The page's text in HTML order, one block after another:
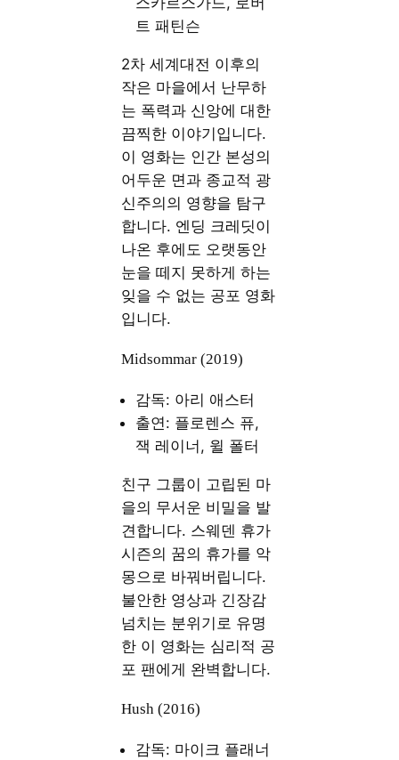
트 패틴슨
2차 세계대전 이후의
작은 마을에서 난무하
는 폭력과 신앙에 대한
끔찍한 이야기입니다.
이 영화는 인간 본성의
어두운 면과 종교적 광
신주의의 영향을 탐구
합니다. 엔딩 크레딧이
나온 후에도 오랫동안
눈을 떼지 못하게 하는
잊을 수 없는 공포 영화
입니다.
Midsommar (2019)
감독: 아리 애스터
출연: 플로렌스 퓨,
잭 레이너, 윌 폴터
친구 그룹이 고립된 마
을의 무서운 비밀을 발
견합니다. 스웨덴 휴가
시즌의 꿈의 휴가를 악
몽으로 바꿔버립니다.
불안한 영상과 긴장감
넘치는 분위기로 유명
한 이 영화는 심리적 공
포 팬에게 완벽합니다.
Hush (2016)
감독: 마이크 플래너